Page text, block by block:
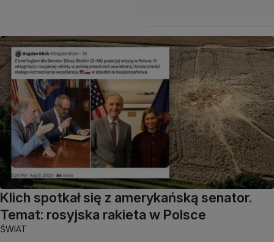
Klich spotkał się z amerykańską senator.
Temat: rosyjska rakieta w Polsce
ŚWIAT